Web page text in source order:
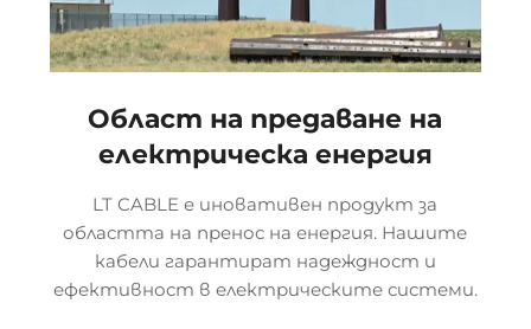
Област на предаване на
електрическа енергия
LT CABLE е иновативен продукт за
областта на пренос на енергия. Нашите
кабели гарантират надеждност и
ефективност в електрическите системи.